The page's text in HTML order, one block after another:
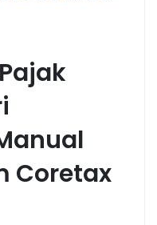
Coretax